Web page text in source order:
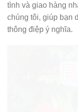
tình và giao hàng
chúng tôi, giúp bạn
thông điệp ý nghĩa.